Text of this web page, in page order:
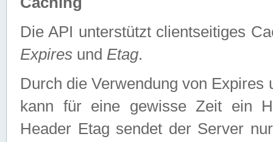
Die API unterstützt clientseitiges
Expires und Etag.
Durch die Verwendung von
kann für eine gewisse Zeit ein
Header Etag sendet der Server